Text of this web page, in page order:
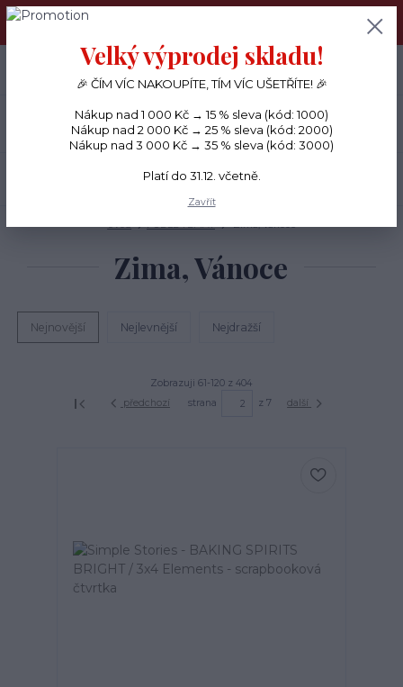
PŘÁNÍČKA a PAPÍROVÉ DÁRKY odesílám každý den, KREATIVNÍ
Menu
CZK
+420 734 380 930
(Po-Ne, 8-20 hod.)
Zima, Vánoce
Nejnovější Nejlevnější Nejdražší
Zobrazuji 61-120 z 404
předchozí
strana z 7 další
Velký výprodej skladu!
🎉 ČÍM VÍC NAKOUPÍTE, TÍM VÍC UŠETŘÍTE! 🎉
Nákup nad 1 000 Kč → 15 % sleva (kód: 1000)
Nákup nad 2 000 Kč → 25 % sleva (kód: 2000)
Nákup nad 3 000 Kč → 35 % sleva (kód: 3000)
Platí do 31.12. včetně.
Zavřít